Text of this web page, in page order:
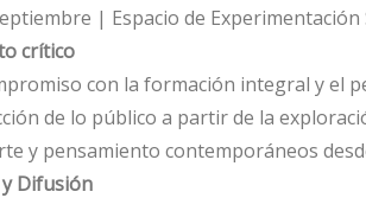
| Espacio de Experimentación
crítico
con la formación integral y
de lo público a partir de la
y pensamiento contemporáneos
Difusión